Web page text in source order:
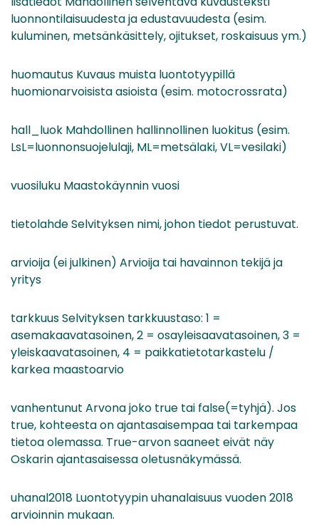
luonnontilaisuudesta ja edustavuudesta (esim.
kuluminen, metsänkäsittely, ojitukset, roskaisuus ym.)
huomautus Kuvaus muista luontotyypillä
huomionarvoisista asioista (esim. motocrossrata)
hall_luok Mahdollinen hallinnollinen luokitus (esim.
LsL=luonnonsuojelulaji, ML=metsälaki, VL=vesilaki)
vuosiluku Maastokäynnin vuosi
tietolahde Selvityksen nimi, johon tiedot perustuvat.
arvioija (ei julkinen) Arvioija tai havainnon tekijä ja
yritys
tarkkuus Selvityksen tarkkuustaso: 1 =
asemakaavatasoinen, 2 = osayleisaavatasoinen, 3 =
yleiskaavatasoinen, 4 = paikkatietotarkastelu /
karkea maastoarvio
vanhentunut Arvona joko true tai false(=tyhjä). Jos
true, kohteesta on ajantasaisempaa tai tarkempaa
tietoa olemassa. True-arvon saaneet eivät näy
Oskarin ajantasaisessa oletusnäkymässä.
uhanal2018 Luontotyypin uhanalaisuus vuoden 2018
arvioinnin mukaan.